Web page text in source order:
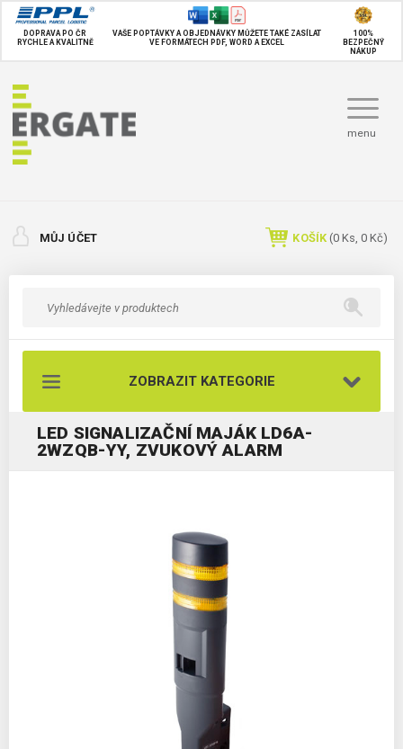
DOPRAVA PO ČR
RYCHLE A KVALITNĚ
VAŠE POPTÁVKY A OBJEDNÁVKY MŮŽETE TAKÉ ZASÍLAT
VE FORMÁTECH PDF, WORD A EXCEL
100%
BEZPEČNÝ
NÁKUP
menu
MŮJ ÚČET KOŠÍK (0 Ks, 0 Kč)
ZOBRAZIT KATEGORIE
LED SIGNALIZAČNÍ MAJÁK LD6A-
2WZQB-YY, ZVUKOVÝ ALARM